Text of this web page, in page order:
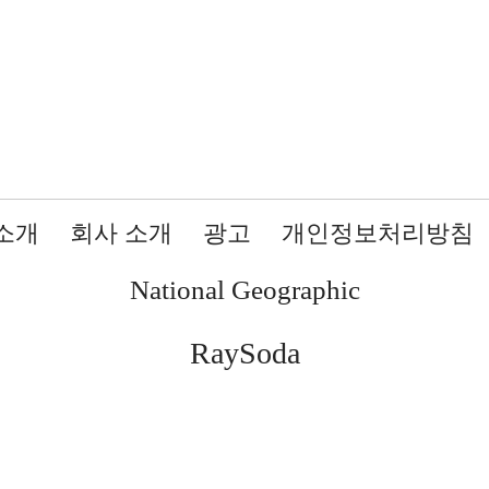
개 회사 소개 광고 개인정보처리방침
National Geographic
RaySoda